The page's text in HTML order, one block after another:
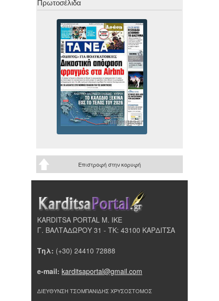
Πρωτοσέλιδα
Επιστροφή στην κορυφή
KARDITSA PORTAL Μ. ΙΚΕ
Γ. ΒΑΛΤΑΔΩΡΟΥ 31 - ΤΚ: 43100 ΚΑΡΔΙΤΣΑ
Τηλ: (+30) 24410 72888
e-mail: karditsaportal@gmail.com
ΔΙΕΥΘΥΝΣΗ ΤΣΟΜΠΑΝΙΔΗΣ ΧΡΥΣΟΣΤΟΜΟΣ